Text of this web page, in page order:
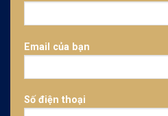
Email của bạn
Số điện thoại